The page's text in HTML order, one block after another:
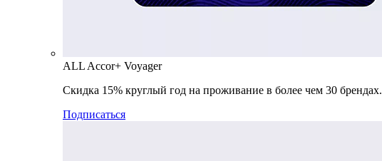
ALL Accor+ Voyager
Скидка 15% круглый год на проживание в более чем 30 брендах.
Подписаться